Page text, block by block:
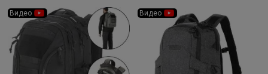
Видео Видео